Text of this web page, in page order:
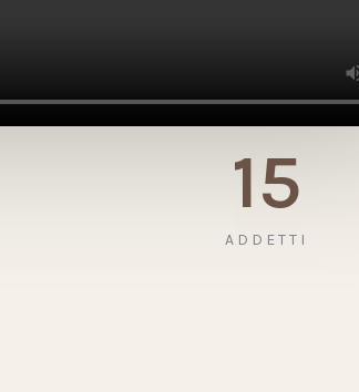
ADDETTI
15